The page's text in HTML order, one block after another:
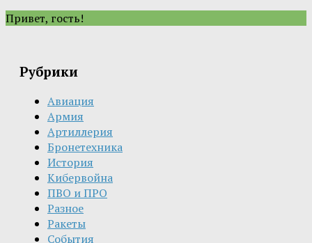
Привет, гость!
Рубрики
Авиация
Армия
Артиллерия
Бронетехника
История
Кибервойна
ПВО и ПРО
Разное
Ракеты
События